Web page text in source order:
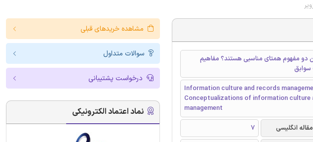
دو مفهوم همتای مناسبی هستند؟ مفاهیم
سوابق
Information culture and records
Conceptualizations of information
management
انگلیسی
7
مشاهده خریدهای قبلی
سوالات متداول
درخواست پشتیبانی
نماد اعتماد الکترونیکی